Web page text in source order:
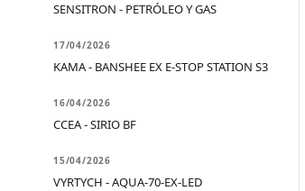
SENSITRON - PETRÓLEO Y GAS
17/04/2026
KAMA - BANSHEE EX E-STOP STATION S3
16/04/2026
CCEA - SIRIO BF
15/04/2026
VYRTYCH - AQUA-70-EX-LED